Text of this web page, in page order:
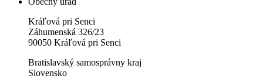
Kráľová pri Senci
Záhumenská 326/23
90050 Kráľová pri Senci
Bratislavský samosprávny kraj
Slovensko